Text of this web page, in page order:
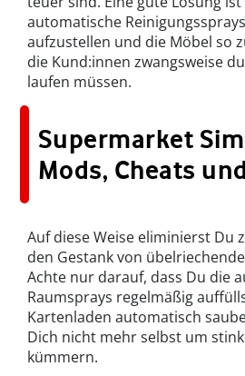
automatische
aufzustellen und die Möbel so
die Kund:innen zwangsweise
laufen müssen.
Supermarket
Mods, Cheats
Auf diese Weise eliminierst Du
den Gestank von
Achte nur darauf, dass Du die
Raumsprays regelmäßig
Kartenladen automatisch
Dich nicht mehr selbst um
kümmern.